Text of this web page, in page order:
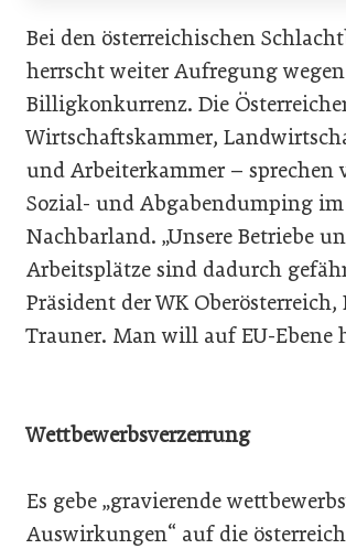
Bei den österreichischen
herrscht weiter Aufregung
Billigkonkurrenz. Die
Wirtschaftskammer,
und Arbeiterkammer – sprechen
Sozial- und Abgabendumping im
Nachbarland. „Unsere Betriebe
Arbeitsplätze sind dadurch
Präsident der WK Oberösterreich,
Trauner. Man will auf EU-Ebene
Wettbewerbsverzerrung
Es gebe „gravierende
Auswirkungen“ auf die